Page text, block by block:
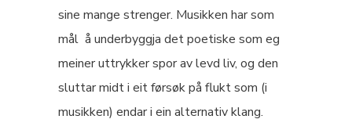
sine mange strenger. Musikken har som
mål å underbyggja det poetiske som eg
meiner uttrykker spor av levd liv, og den
sluttar midt i eit førsøk på flukt som (i
musikken) endar i ein alternativ klang.